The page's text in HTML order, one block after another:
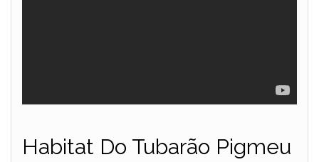
Habitat Do Tubarão Pigmeu